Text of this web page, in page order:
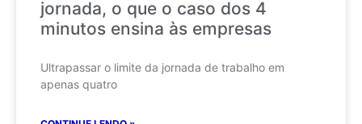
jornada, o que o caso dos 4
minutos ensina às empresas
Ultrapassar o limite da jornada de trabalho em
apenas quatro